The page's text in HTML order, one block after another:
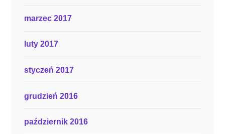
marzec 2017
luty 2017
styczeń 2017
grudzień 2016
październik 2016